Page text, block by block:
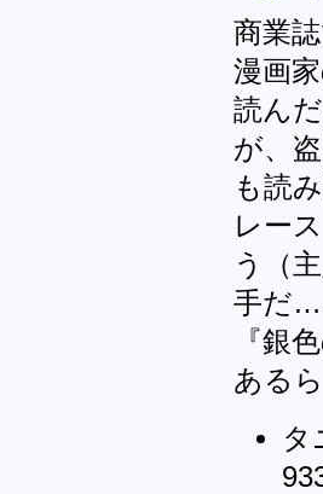
商業
漫画
読ん
が、
も読
レー
う（
手だ
『銀
ある
タ